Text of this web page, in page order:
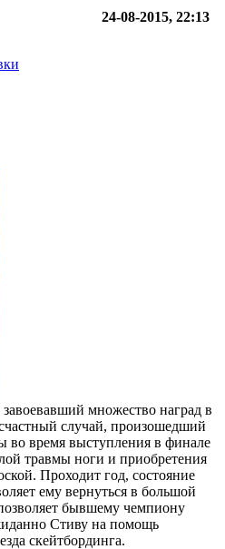
24-08-2015, 22:13
множество наград в
случай, произошедший
во время выступления в финале
травмы ноги и приобретения
Проходит год, состояние
ему вернуться в большой
бывшему чемпиону
Стиву на помощь
скейтбординга.